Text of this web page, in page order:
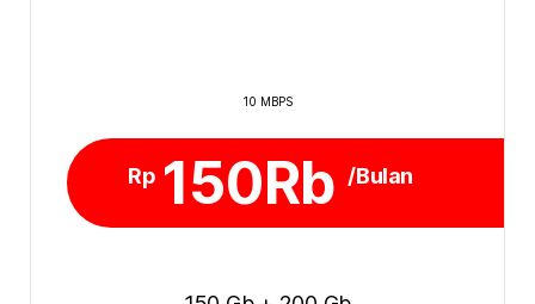
10 MBPS
Rp 150Rb /Bulan